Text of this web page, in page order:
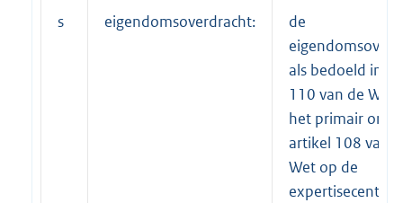
s eigendomsoverdracht:
de
als bedoeld in
110 van de Wet
het primair
artikel 108 van
Wet op de
expertisecentra,